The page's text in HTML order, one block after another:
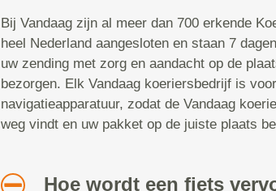
Bij Vandaag zijn al meer dan 700 erkende
heel Nederland aangesloten en staan 7
uw zending met zorg en aandacht op de
bezorgen. Elk Vandaag koeriersbedrijf is
navigatieapparatuur, zodat de Vandaag
weg vindt en uw pakket op de juiste plaats
Hoe wordt een fiets